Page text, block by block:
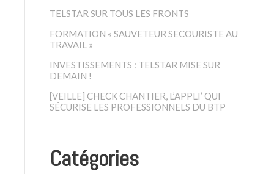
TELSTAR SUR TOUS LES FRONTS
FORMATION « SAUVETEUR SECOURISTE AU
TRAVAIL »
INVESTISSEMENTS : TELSTAR MISE SUR
DEMAIN !
[VEILLE] CHECK CHANTIER, L’APPLI’ QUI
SÉCURISE LES PROFESSIONNELS DU BTP
Catégories